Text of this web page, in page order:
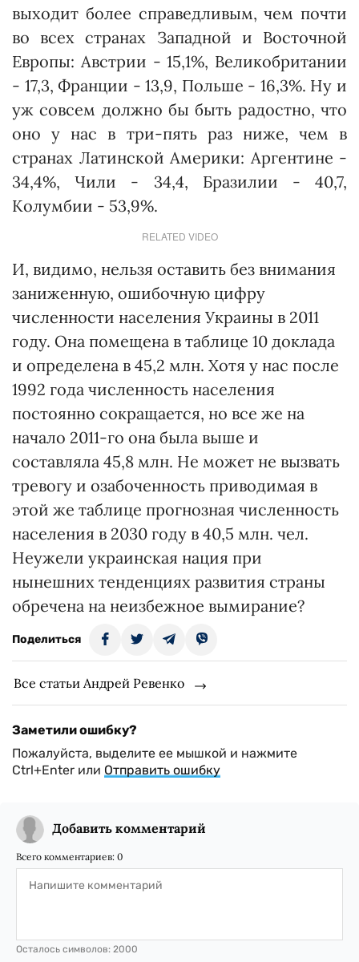
выходит более справедливым, чем почти
во всех странах Западной и Восточной
Европы: Австрии - 15,1%, Великобритании
- 17,3, Франции - 13,9, Польше - 16,3%. Ну и
уж совсем должно бы быть радостно, что
оно у нас в три-пять раз ниже, чем в
странах Латинской Аме­рики: Арген­тине -
34,4%, Чили - 34,4, Бразилии - 40,7,
Колумбии - 53,9%.
RELATED VIDEO
И, видимо, нельзя оставить без внимания
заниженную, ошибочную цифру
численности населения Украины в 2011
году. Она помещена в таблице 10 доклада
и определена в 45,2 млн. Хотя у нас после
1992 года численность населения
постоянно сокращается, но все же на
начало 2011-го она была выше и
составляла 45,8 млн. Не может не вызвать
тревогу и озабоченность приводимая в
этой же таблице прогнозная численность
населения в 2030 году в 40,5 млн. чел.
Неужели украинская нация при
нынешних тенденциях развития страны
обречена на неизбежное вымирание?
Поделиться
Все статьи Андрей Ревенко
Заметили ошибку?
Пожалуйста, выделите ее мышкой и нажмите
Ctrl+Enter или Отправить ошибку
Добавить комментарий
Всего комментариев: 0
Осталось символов: 2000